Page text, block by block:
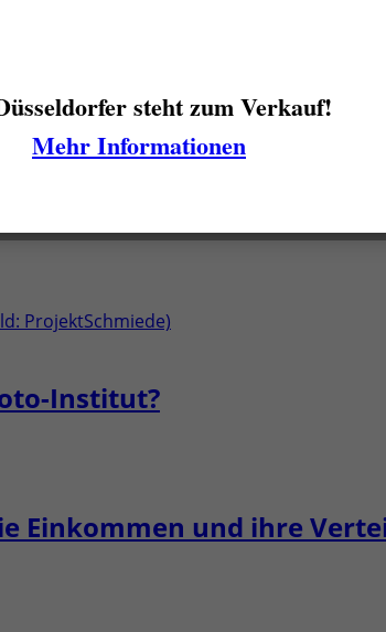
Institut?
Einkommen und ihre
steht zum Verkauf!
Mehr Informationen